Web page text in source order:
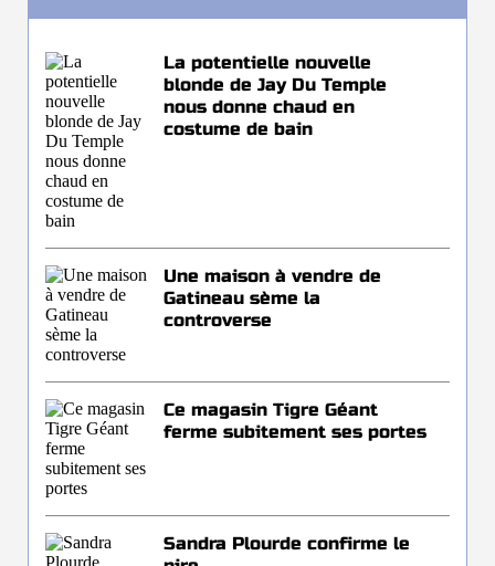
La potentielle nouvelle
blonde de Jay Du Temple
nous donne chaud en
costume de bain
Une maison à vendre de
Gatineau sème la
controverse
Ce magasin Tigre Géant
ferme subitement ses portes
Sandra Plourde confirme le